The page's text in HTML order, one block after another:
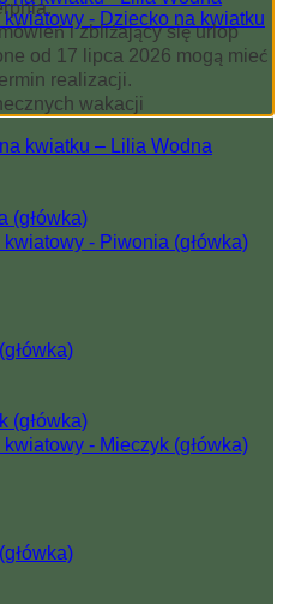
kwiatku – Lilia Wodna
i zbliżający się urlop
od 17 lipca 2026 mogą mieć
realizacji.
wakacji